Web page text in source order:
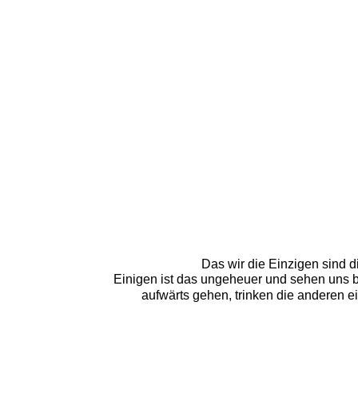
Das wir die Einzigen sind
Einigen ist das ungeheuer und sehen uns
aufwärts gehen, trinken die anderen